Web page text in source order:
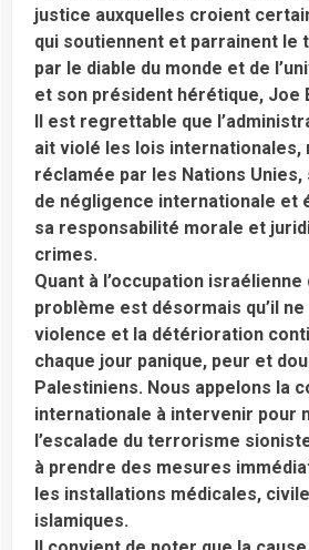
justice auxquelles croient
qui soutiennent et parrainent le
par le diable du monde et de
et son président hérétique, Joe
Il est regrettable que
ait violé les lois internationales,
réclamée par les Nations Unies,
de négligence internationale et
sa responsabilité morale et
crimes.
Quant à l’occupation
problème est désormais qu’il
violence et la détérioration
chaque jour panique, peur et
Palestiniens. Nous appelons la
internationale à intervenir pour
l’escalade du terrorisme
à prendre des mesures
les installations médicales,
islamiques.